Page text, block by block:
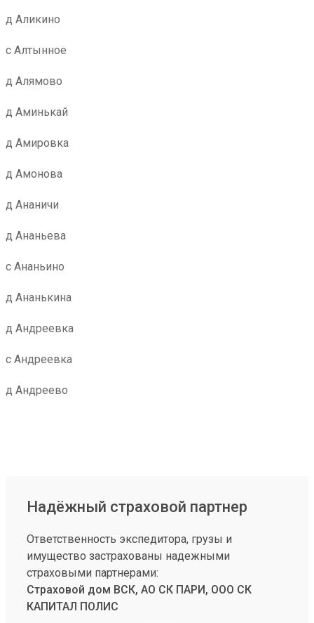
д Аликино
с Алтынное
д Алямово
д Аминькай
д Амировка
д Амонова
д Ананичи
д Ананьева
с Ананьино
д Ананькина
д Андреевка
с Андреевка
д Андреево
Надёжный страховой партнер
Ответственность экспедитора, грузы и
имущество застрахованы надежными
страховыми партнерами:
Страховой дом ВСК, АО СК ПАРИ, ООО СК
КАПИТАЛ ПОЛИС